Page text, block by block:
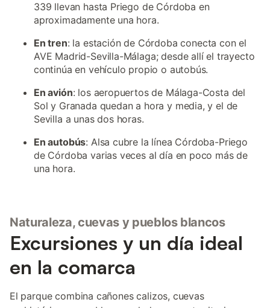
339 llevan hasta Priego de Córdoba en
aproximadamente una hora.
En tren: la estación de Córdoba conecta con el
AVE Madrid-Sevilla-Málaga; desde allí el trayecto
continúa en vehículo propio o autobús.
En avión: los aeropuertos de Málaga-Costa del
Sol y Granada quedan a hora y media, y el de
Sevilla a unas dos horas.
En autobús: Alsa cubre la línea Córdoba-Priego
de Córdoba varias veces al día en poco más de
una hora.
Naturaleza, cuevas y pueblos blancos
Excursiones y un día ideal
en la comarca
El parque combina cañones calizos, cuevas